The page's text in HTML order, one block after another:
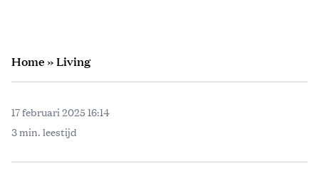
Home»Living
17 februari 2025 16:14
3 min. leestijd